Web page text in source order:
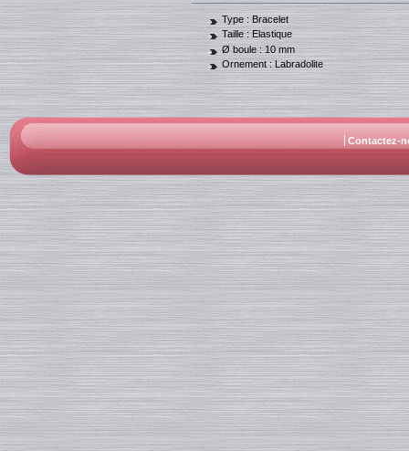
Type : Bracelet
Taille :Elastique
Ø boule :10 mm
Ornement :Labradolite
Contactez-